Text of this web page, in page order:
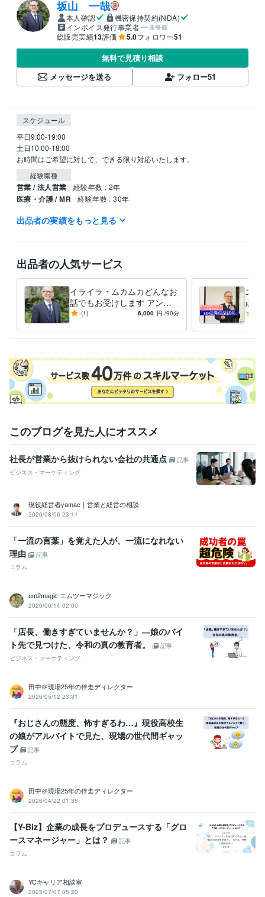
坂山 一哉
本人確認
機密保持契約(NDA)
インボイス発行事業者
未登録
総販売実績13評価 5.0フォロワー51
無料で見積り相談
メッセージを送る
フォロー51
スケジュール
平日9:00-19:00
土日10:00-18:00
お時間はご希望に対して、できる限り対応いたします。
経験職種
営業 / 法人営業 経験年数 : 2年
医療・介護 / MR 経験年数 : 30年
職歴
ベストプラクティス賞 ワールドベストマネージャー
とは何？ コミュニケーションの取り方を知りたい
資格・検定
メンタルヘルスマネジメント検定 取得年 : 2021年
得意分野
営業 人材育成
悩み相談・カウンセリング 怒りに対するコンサルタント
営業 管理職 人材育成 家庭 アンガーマネジメント
出品者の実績をもっと見る
出品者の人気サービス
イライラ・ムカムカどんなお
話でもお受けします アンガ
ーマネジメントコンサルタン
す
-(1) 6,000 円 /90分
ニー
点話
ニー
う。
このブログを見た人にオススメ
社長が営業から抜けられない会社の共通点
記事
ビジネス・マーケティング
現役経営者yamac｜営業と経営の相談
2026/08/06 23:11
「一流の言葉」を覚えた人が、一流になれない
理由
記事
コラム
em2magic エムツーマジック
2026/06/14 02:00
「店長、働きすぎていませんか？」―娘のバイ
ト先で見つけた、令和の真の教育者。
記事
ビジネス・マーケティング
田中＠現場25年の伴走ディレクター
2026/05/12 23:31
『おじさんの態度、怖すぎるわ…』現役高校生
の娘がアルバイトで見た、現場の世代間ギャッ
プ
記事
コラム
田中＠現場25年の伴走ディレクター
2026/04/22 01:35
【Y-Biz】企業の成長をプロデュースする「グロ
ースマネージャー」とは？
記事
コラム
YCキャリア相談室
2025/07/07 05:20